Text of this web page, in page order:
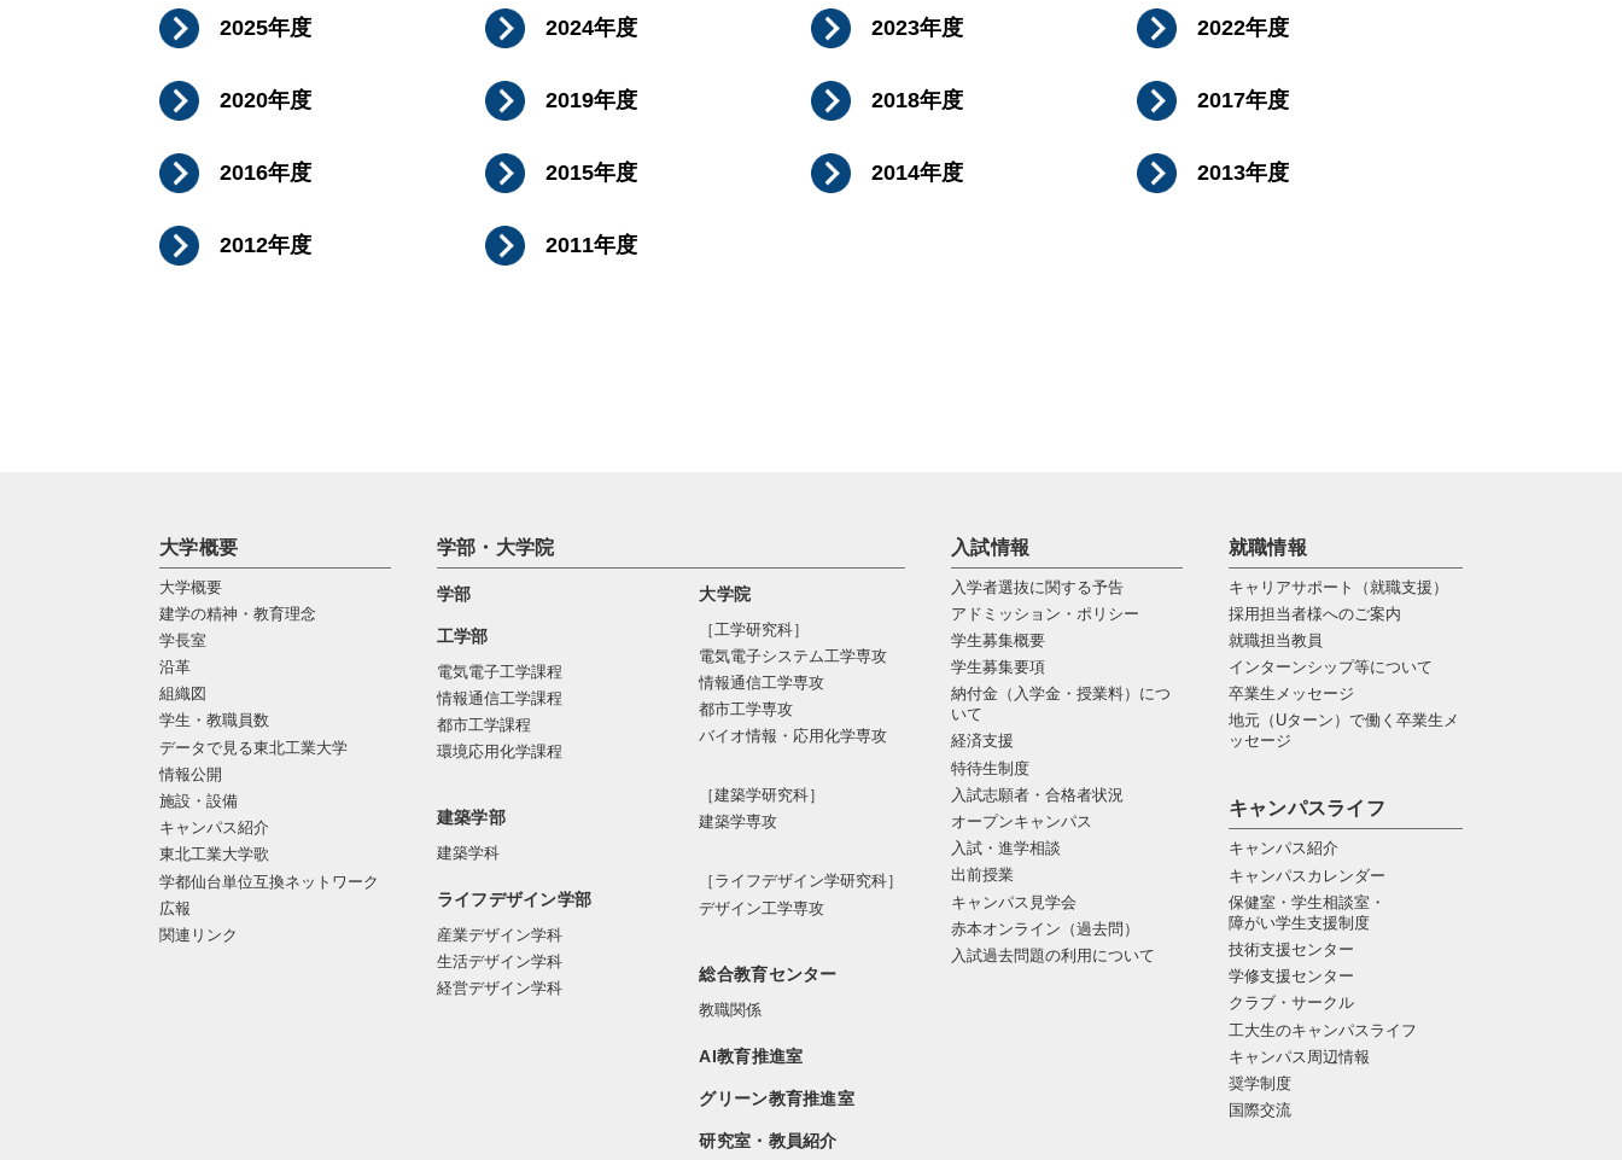
2025年度 2024年度 2023年度 2022年度
2020年度 2019年度 2018年度 2017年度
2016年度 2015年度 2014年度 2013年度
2012年度 2011年度
大学概要
大学概要
建学の精神・教育理念
学長室
沿革
組織図
学生・教職員数
データで見る東北工業大学
情報公開
施設・設備
キャンパス紹介
東北工業大学歌
学都仙台単位互換ネットワーク
広報
関連リンク
学部・大学院
学部
工学部
電気電子工学課程
情報通信工学課程
都市工学課程
環境応用化学課程
建築学部
建築学科
ライフデザイン学部
産業デザイン学科
生活デザイン学科
経営デザイン学科
大学院
［工学研究科］
電気電⼦システム⼯学専攻
情報通信⼯学専攻
都市⼯学専攻
バイオ情報・応⽤化学専攻
［建築学研究科］
建築学専攻
［ライフデザイン学研究科］
デザイン工学専攻
総合教育センター
教職関係
AI教育推進室
グリーン教育推進室
研究室・教員紹介
入試情報
入学者選抜に関する予告
アドミッション・ポリシー
学生募集概要
学生募集要項
納付金（入学金・授業料）につ
いて
経済支援
特待生制度
入試志願者・合格者状況
オープンキャンパス
入試・進学相談
出前授業
キャンパス見学会
赤本オンライン（過去問）
入試過去問題の利用について
就職情報
キャリアサポート（就職支援）
採用担当者様へのご案内
就職担当教員
インターンシップ等について
卒業生メッセージ
地元（Uターン）で働く卒業生メ
ッセージ
キャンパスライフ
キャンパス紹介
キャンパスカレンダー
保健室・学生相談室・
障がい学生支援制度
技術支援センター
学修支援センター
クラブ・サークル
工大生のキャンパスライフ
キャンパス周辺情報
奨学制度
国際交流